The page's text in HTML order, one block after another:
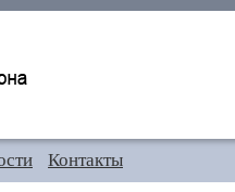
Контакты